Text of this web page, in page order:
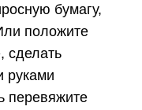
бумагу,
положите
сделать
руками
перевяжите